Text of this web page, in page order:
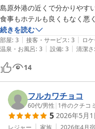
上げます。いただいたご指
ご予約いただけるよう、改
当館は大型連休でも変わら
えしております。次回お越
のお部屋や、新館6階の展望
濃度炭酸泉をぜひご堪能くだ
お客様のまたのお越しを、
ります。
ＨＯＴＥＬシーサイド島原
島原外港の近くで分かりやす
食事もホテルも良くもなく悪
続きを読む
部屋: 3 | 接客・サービス: 3 | ロ
温泉・お風呂: 3 | 設備: 3 | 清潔さ:
14
フルカワチョコ
60代/男性 | 1件のクチコミ
5 2026年5月1
レジャー 家族 2026年4月